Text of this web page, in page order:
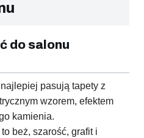
do salonu
pasują tapety z
wzorem, efektem
kamienia.
beż, szarość, grafit i